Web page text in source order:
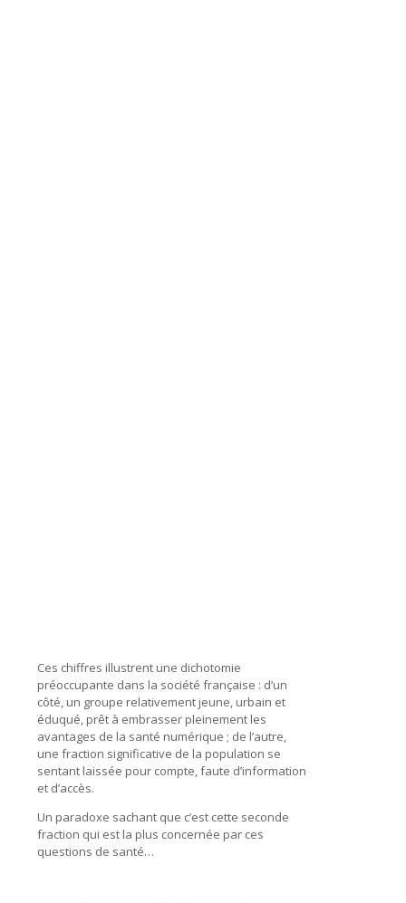
Ces chiffres illustrent une dichotomie
préoccupante dans la société française : d’un
côté, un groupe relativement jeune, urbain et
éduqué, prêt à embrasser pleinement les
avantages de la santé numérique ; de l’autre,
une fraction significative de la population se
sentant laissée pour compte, faute d’information
et d’accès.
Un paradoxe sachant que c’est cette seconde
fraction qui est la plus concernée par ces
questions de santé…